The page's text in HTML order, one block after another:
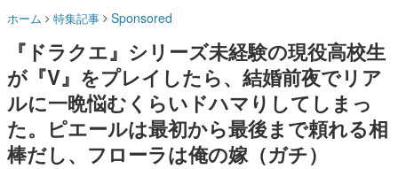
ゲーム世代の作家たち
ゲームに多大な影響を受けた作家さんに取材し、ゲームが
日本のコンテンツ産業やカルチャーに与えた影響を探る企
画です。
日本モバイルゲーム産業史
日本のモバイルゲーム史における主要なトピック・タイト
ルを網羅するほか、開発者へのインタビューや識者による
解説を掲載。約20年の歴史が一望できる決定版！
若ゲのいたり〜ゲームクリエイターの青春〜
ホーム 特集記事 Sponsored
『ドラクエ』シリーズ未経験の現役高校生
が『V』をプレイしたら、結婚前夜でリア
ルに一晩悩むくらいドハマりしてしまっ
た。ピエールは最初から最後まで頼れる相
棒だし、フローラは俺の嫁（ガチ）